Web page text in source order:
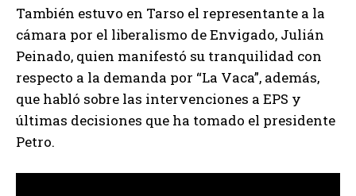
También estuvo en Tarso el representante a la
cámara por el liberalismo de Envigado, Julián
Peinado, quien manifestó su tranquilidad con
respecto a la demanda por “La Vaca”, además,
que habló sobre las intervenciones a EPS y
últimas decisiones que ha tomado el presidente
Petro.